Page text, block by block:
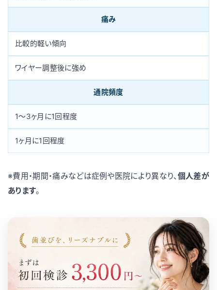
痛み
比較的軽い傾向
ワイヤー調整後に強め
通院頻度
1〜3ヶ月に1回程度
1ヶ月に1回程度
※費用・期間・痛みなどは症例や医院により異なり、 個人差が
あります。